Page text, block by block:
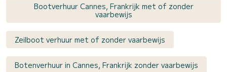
Bootverhuur Cannes, Frankrijk met of zonder
vaarbewijs
Zeilboot verhuur met of zonder vaarbewijs
Botenverhuur in Cannes, Frankrijk zonder vaarbewijs